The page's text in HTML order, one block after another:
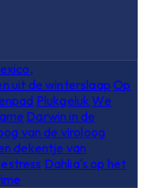
uit de winterslaap Op
Plukgeluk We
Darwin in de
van de viroloog
dekentje van
Dahlia's op het